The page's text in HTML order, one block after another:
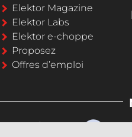
Elektor Magazine
Elektor Labs
Elektor e-choppe
Proposez
Offres d’emploi